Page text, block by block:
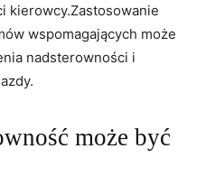
kierowcy.Zastosowanie
wspomagających może
nadsterowności i
może być